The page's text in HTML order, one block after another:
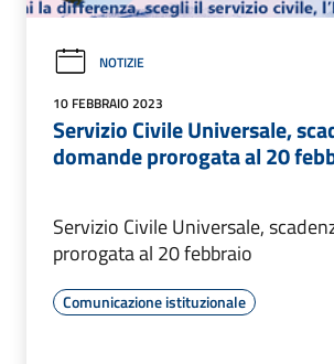
NOTIZIE
10 FEBBRAIO 2023
Servizio Civile Universale,
domande prorogata al 20
Servizio Civile Universale,
prorogata al 20 febbraio
Comunicazione istituzionale